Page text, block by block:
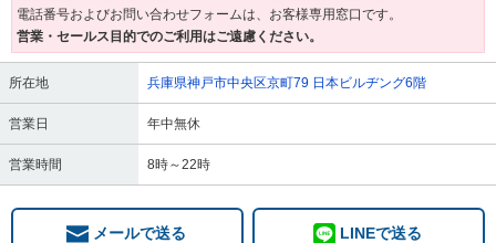
電話番号およびお問い合わせフォームは、お客様専用窓口です。
営業・セールス目的でのご利用はご遠慮ください。
所在地 兵庫県神戸市中央区京町79 日本ビルヂング6階
営業日 年中無休
営業時間 8時～22時
メールで送る LINEで送る